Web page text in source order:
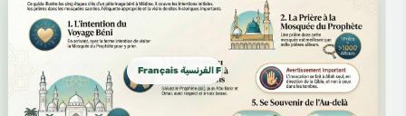
Français الفرنسية French